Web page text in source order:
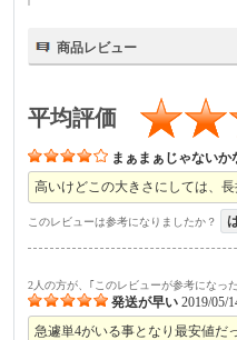
商品レビュー
平均評価
まぁまぁじゃないか
高いけどこの大きさにしては、長
このレビューは参考になりましたか？
2人の方が、｢このレビューが参考になっ
発送が早い 2019/05/
急遽単4がいる事となり最安値だ